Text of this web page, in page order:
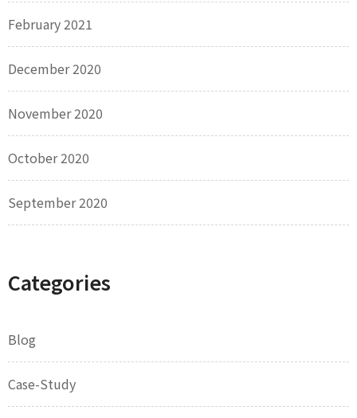
February 2021
December 2020
November 2020
October 2020
September 2020
Categories
Blog
Case-Study